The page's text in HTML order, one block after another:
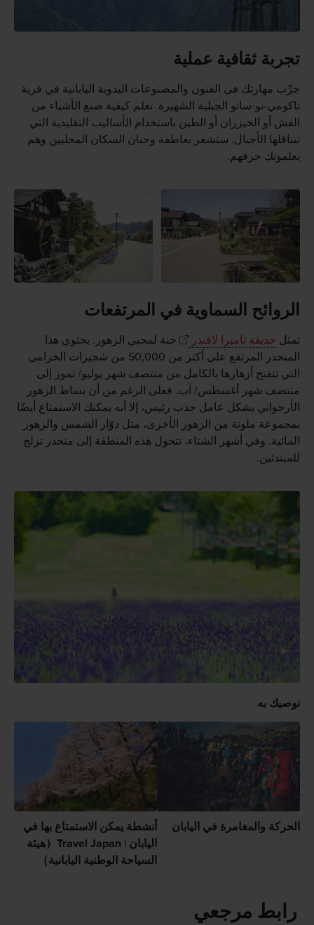
تجربة ثقافية عملية
جرِّب مهارتك في الفنون والمصنوعات اليدوية اليابانية في قرية
تاكومي-نو-ساتو الجبلية الشهيرة. تعلم كيفية صنع الأشياء من
القش أو الخيزران أو الطين باستخدام الأساليب التقليدية التي
تتناقلها الأجيال. ستشعر بعاطفة وحنان السكان المحليين وهم
يعلمونك حرفهم.
الروائح السماوية في المرتفعات
تمثل حديقة تامبرا لافندر
جنة لمحبي الزهور. يحتوي هذا
المنحدر المرتفع على أكثر من 50,000 من شجيرات الخزامى
التي تتفتح أزهارها بالكامل من منتصف شهر يوليو/ تموز إلى
منتصف شهر أغسطس/ آب. فعلى الرغم من أن بساط الزهور
الأرجواني يشكل عامل جذب رئيس، إلا أنه يمكنك الاستمتاع أيضًا
بمجموعة ملونة من الزهور الأخرى، مثل دوّار الشمس والزهور
المائية. وفي أشهر الشتاء، تتحول هذه المنطقة إلى منحدر تزلج
للمبتدئين.
نوصيك به
الحركة والمغامرة في اليابان
أنشطة يمكن الاستمتاع بها في
اليابان | Travel Japan（هيئة
السياحة الوطنية اليابانية）
رابط مرجعي